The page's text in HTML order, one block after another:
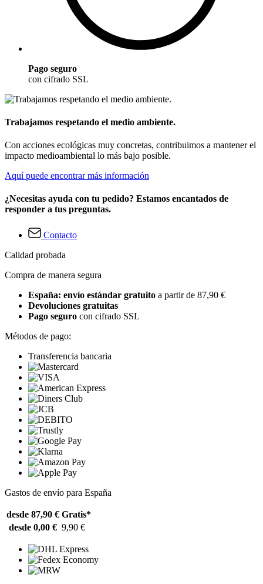
Pago seguro
con cifrado SSL
Trabajamos respetando el medio ambiente.
Con acciones ecológicas muy concretas, contribuimos a mantener el
impacto medioambiental lo más bajo posible.
Aquí puede encontrar más información
¿Necesitas ayuda con tu pedido? Estamos encantados de
responder a tus preguntas.
Contacto
Calidad probada
Compra de manera segura
España: envío estándar gratuito a partir de 87,90 €
Devoluciones gratuitas
Pago seguro con cifrado SSL
Métodos de pago:
Transferencia bancaria
Gastos de envío para España
desde 87,90 € Gratis*
desde 0,00 € 9,90 €